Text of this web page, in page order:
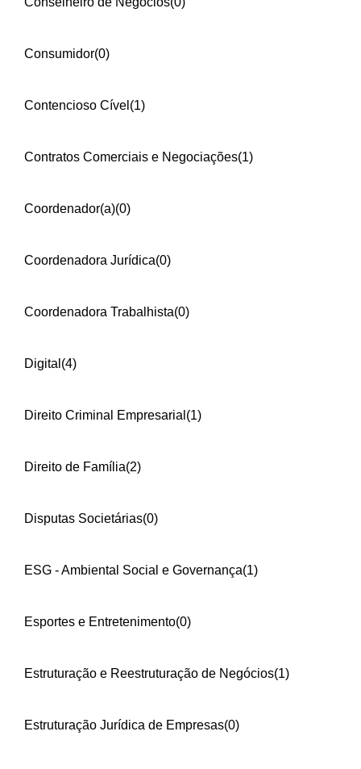
Consumidor(0)
Contencioso Cível (1)
Contratos Comerciais e Negociações(1)
Coordenador(a)(0)
Coordenadora Jurídica(0)
Coordenadora Trabalhista(0)
Digital (4)
Direito Criminal Empresarial (1)
Direito de Família(2)
Disputas Societárias(0)
ESG - Ambiental Social e Governança(1)
Esportes e Entretenimento(0)
Estruturação e Reestruturação de Negócios(1)
Estruturação Jurídica de Empresas(0)